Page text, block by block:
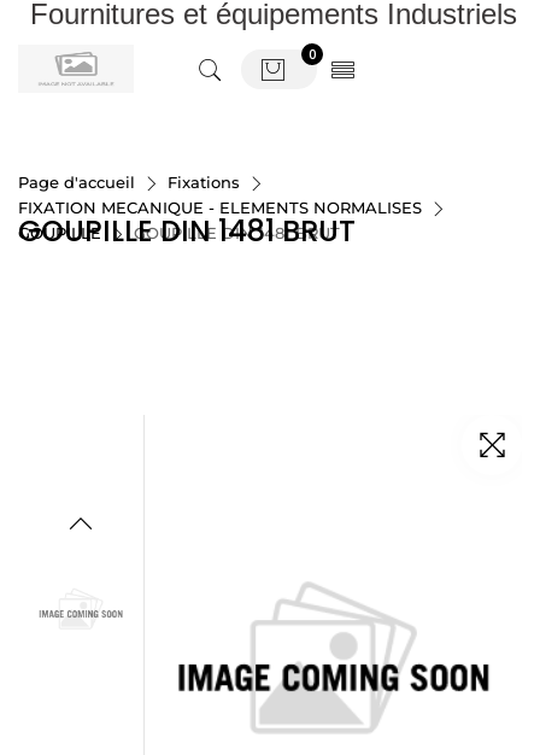
Fournitures et équipements Industriels
0
Page d'accueil
Fixations
FIXATION MECANIQUE - ELEMENTS NORMALISES
GOUPILLE
GOUPILLE DIN 1481 BRUT
GOUPILLE DIN 1481 BRUT